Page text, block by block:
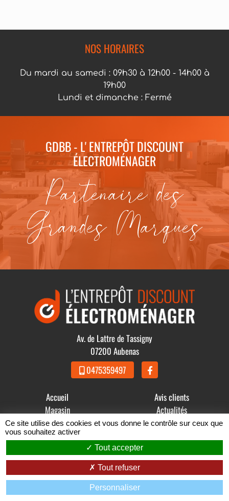
NOS HORAIRES
Du mardi au samedi : 09h30 à 12h00 - 14h00 à
19h00
Lundi et dimanche : Fermé
GDBB - L' ENTREPÔT DISCOUNT
ÉLECTROMÉNAGER
Partenaire des
Grandes Marques
Av. de Lattre de Tassigny
07200 Aubenas
0475359497
Accueil
Magasin
Produits
Avis clients
Actualités
Contact
© 2021 - 2026 GDBB - L' Entrepôt Discount Électroménager -
Mentions légales-Conditions Générales de Vente
Zéfyxcréation de sites internet à Aubenas en Ardèche
Ce site utilise des cookies et vous donne le contrôle sur ceux que
vous souhaitez activer
Tout accepter
Tout refuser
Personnaliser